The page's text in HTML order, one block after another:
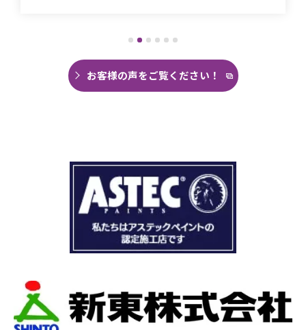
がなく雨の日は憂鬱で仕方ありませんでした。
今回は絶対に原因を特定して修繕してほしいと
思い毎日口コミを見て井澤産業さんにたどり着
くことができました。
瓦の劣化がだいぶ進んでいて所々でヒビや1箇所
穴が空いているのもわりました。
本当は屋根全部を変えたいところでしたが、こ
の先10数年で住み替え予定なので瓦の差し替え
をお願いしました。
作業です。
当初夕方４時頃終了予定が、家にあった予備の
瓦まで使って瓦を差し替えてもらったので薄暗
お客様の声をご覧ください！